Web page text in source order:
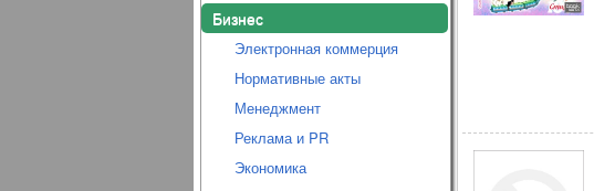
Бизнес
Электронная коммерция
Нормативные акты
Менеджмент
Реклама и PR
Экономика